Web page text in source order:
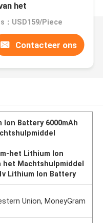
het
：USD159/Piece
Contacteer ons
Ion Battery 6000mAh
het Lithium Ion
het Machtshulpmiddel
Lithium Ion Battery
Union, MoneyGram